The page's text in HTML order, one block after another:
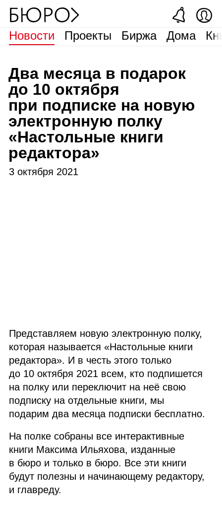
Новости Проекты Биржа Дома
Два месяца в подарок
до 10 октября
при подписке на новую
электронную полку
«Настольные книги
редактора»
3 октября 2021
Представляем новую электронную полку,
которая называется «Настольные книги
редактора». И в честь этого только
до 10 октября 2021 всем, кто подпишется
на полку или переключит на неё свою
подписку на отдельные книги, мы
подарим два месяца подписки бесплатно.
На полке собраны все интерактивные
книги Максима Ильяхова, изданные
в бюро и только в бюро. Все эти книги
будут полезны и начинающему редактору,
и главреду.